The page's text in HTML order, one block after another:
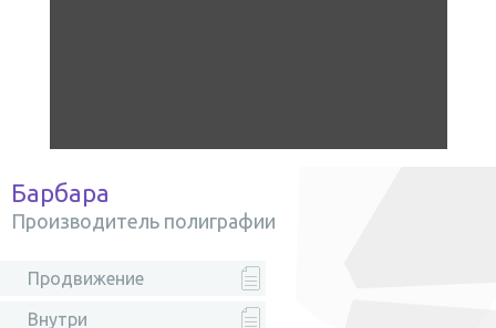
Барбара
Производитель полиграфии
Продвижение
Внутри